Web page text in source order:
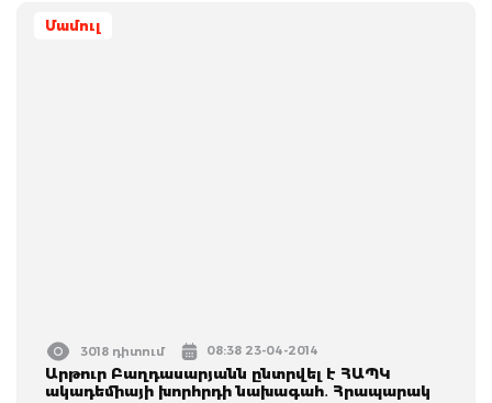
Մամուլ
3018 դիտում 08:38 23-04-2014
Արթուր Բաղդասարյանն ընտրվել է ՀԱՊԿ
ակադեմիայի խորհրդի նախագահ․ Հրապարակ